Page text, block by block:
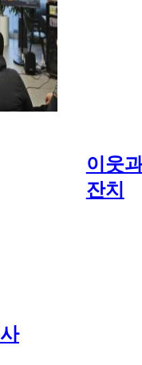
이웃
잔치